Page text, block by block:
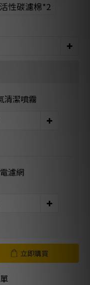
性碳濾棉*2
清潔噴霧
濾網
立即購買